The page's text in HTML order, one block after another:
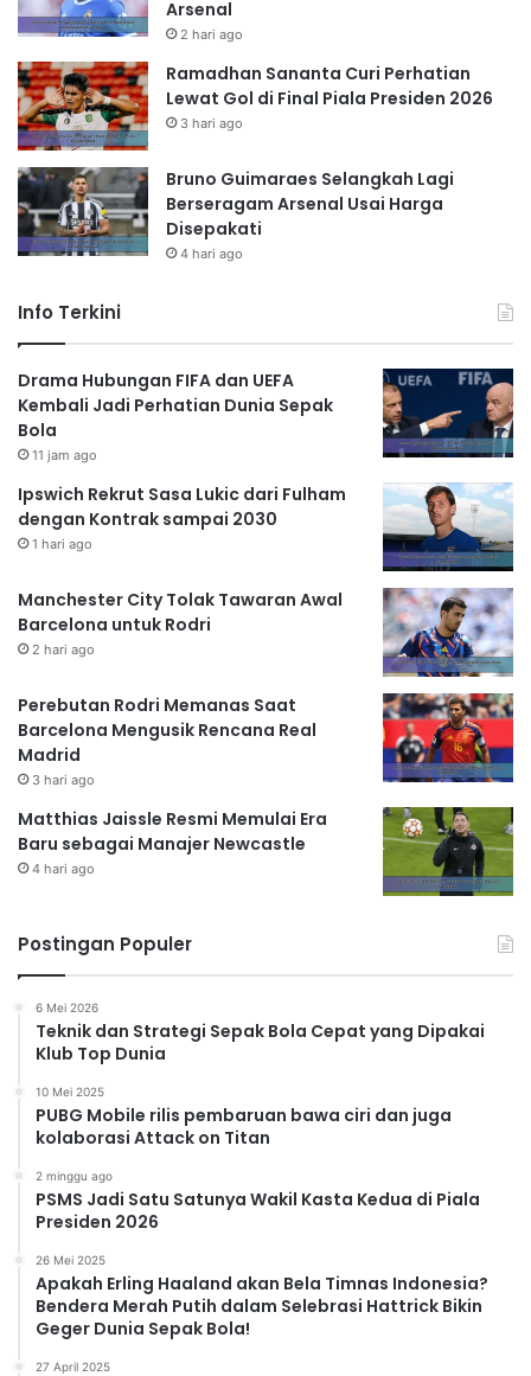
Arsenal
2 hari ago
Ramadhan Sananta Curi Perhatian
Lewat Gol di Final Piala Presiden 2026
3 hari ago
Bruno Guimaraes Selangkah Lagi
Berseragam Arsenal Usai Harga
Disepakati
4 hari ago
Info Terkini
Drama Hubungan FIFA dan UEFA
Kembali Jadi Perhatian Dunia Sepak
Bola
11 jam ago
Ipswich Rekrut Sasa Lukic dari Fulham
dengan Kontrak sampai 2030
1 hari ago
Manchester City Tolak Tawaran Awal
Barcelona untuk Rodri
2 hari ago
Perebutan Rodri Memanas Saat
Barcelona Mengusik Rencana Real
Madrid
3 hari ago
Matthias Jaissle Resmi Memulai Era
Baru sebagai Manajer Newcastle
4 hari ago
Postingan Populer
6 Mei 2026
Teknik dan Strategi Sepak Bola Cepat yang Dipakai
Klub Top Dunia
10 Mei 2025
PUBG Mobile rilis pembaruan bawa ciri dan juga
kolaborasi Attack on Titan
2 minggu ago
PSMS Jadi Satu Satunya Wakil Kasta Kedua di Piala
Presiden 2026
26 Mei 2025
Apakah Erling Haaland akan Bela Timnas Indonesia?
Bendera Merah Putih dalam Selebrasi Hattrick Bikin
Geger Dunia Sepak Bola!
27 April 2025